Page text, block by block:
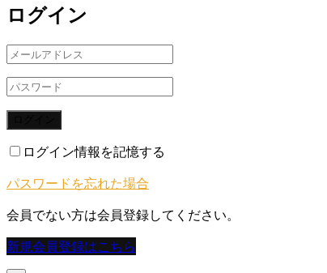
ログイン
ログイン情報を記憶する
パスワードを忘れた場合
会員でない方は会員登録してください。
新規会員登録はこちら